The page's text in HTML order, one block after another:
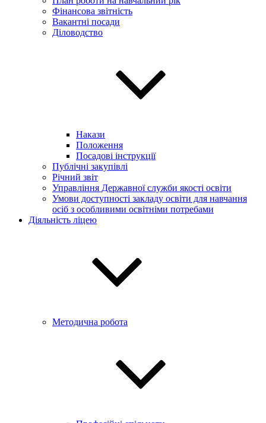
Фінансова звітність
Вакантні посади
Діловодство
Накази
Положення
Посадові інструкції
Публічні закупівлі
Річний звіт
Управління Державної служби якості освіти
Умови доступності закладу освіти для навчання
осіб з особливими освітніми потребами
Діяльність ліцею
Методична робота